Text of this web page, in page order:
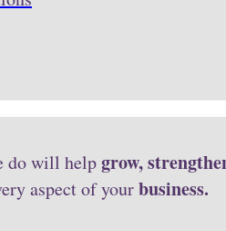
do will helpgrow,
aspect of yourbusiness.